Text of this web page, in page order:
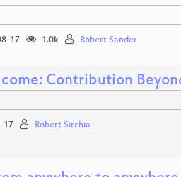
17 1.0k Robert Sander
Contribution
17 Robert Sirchia